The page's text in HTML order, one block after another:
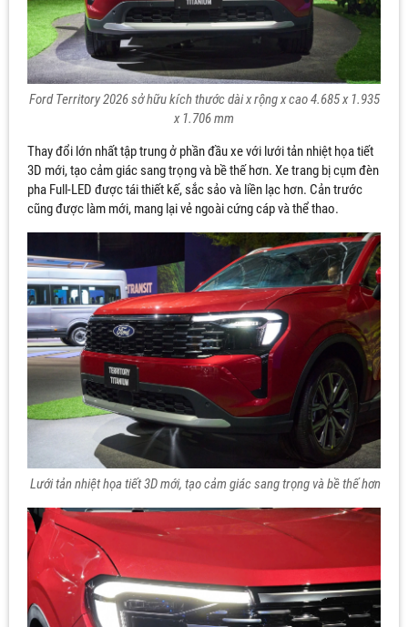
Ford Territory 2026 sở hữu kích thước dài x rộng x cao 4.685 x 1.935
x 1.706 mm
Thay đổi lớn nhất tập trung ở phần đầu xe với lưới tản nhiệt họa tiết
3D mới, tạo cảm giác sang trọng và bề thế hơn. Xe trang bị cụm đèn
pha Full-LED được tái thiết kế, sắc sảo và liền lạc hơn. Cản trước
cũng được làm mới, mang lại vẻ ngoài cứng cáp và thể thao.
Lưới tản nhiệt họa tiết 3D mới, tạo cảm giác sang trọng và bề thế hơn